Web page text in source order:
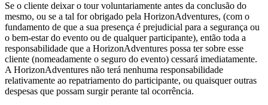
Se o cliente deixar o tour voluntariamente antes da conclusão do
mesmo, ou se a tal for obrigado pela HorizonAdventures, (com o
fundamento de que a sua presença é prejudicial para a segurança ou
o bem-estar do evento ou de qualquer participante), então toda a
responsabilidade que a HorizonAdventures possa ter sobre esse
cliente (nomeadamente o seguro do evento) cessará imediatamente.
A HorizonAdventures não terá nenhuma responsabilidade
relativamente ao repatriamento do participante, ou quaisquer outras
despesas que possam surgir perante tal ocorrência.